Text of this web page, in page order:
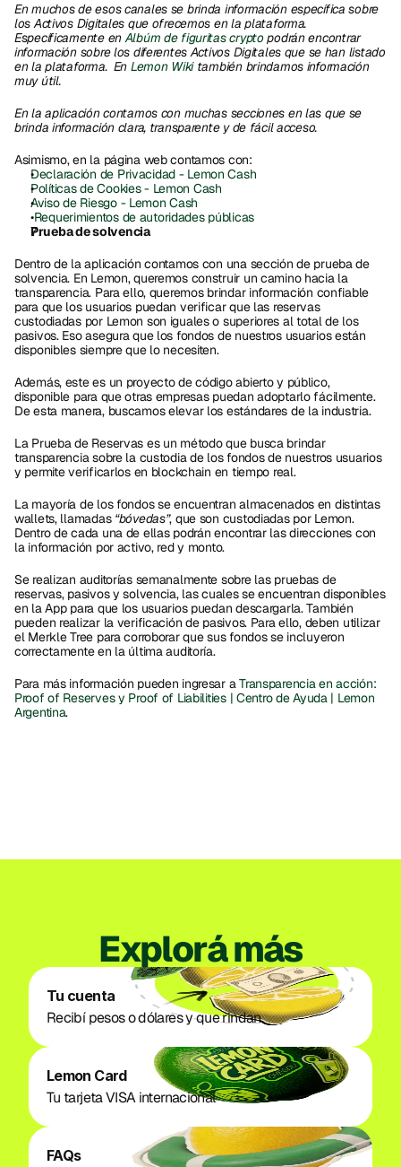
En muchos de esos canales se brinda información específica sobre
los Activos Digitales que ofrecemos en la plataforma.
Específicamente en Albúm de figuritas crypto podrán encontrar
información sobre los diferentes Activos Digitales que se han listado
en la plataforma.  En Lemon Wiki también brindamos información
muy útil.
En la aplicación contamos con muchas secciones en las que se
brinda información clara, transparente y de fácil acceso.
Asimismo, en la página web contamos con:
Declaración de Privacidad - Lemon Cash
Políticas de Cookies - Lemon Cash
Aviso de Riesgo - Lemon Cash
Requerimientos de autoridades públicas
Prueba de solvencia
Dentro de la aplicación contamos con una sección de prueba de
solvencia. En Lemon, queremos construir un camino hacia la
transparencia. Para ello, queremos brindar información confiable
para que los usuarios puedan verificar que las reservas
custodiadas por Lemon son iguales o superiores al total de los
pasivos. Eso asegura que los fondos de nuestros usuarios están
disponibles siempre que lo necesiten.
Además, este es un proyecto de código abierto y público,
disponible para que otras empresas puedan adoptarlo fácilmente.
De esta manera, buscamos elevar los estándares de la industria.
La Prueba de Reservas es un método que busca brindar
transparencia sobre la custodia de los fondos de nuestros usuarios
y permite verificarlos en blockchain en tiempo real.
La mayoría de los fondos se encuentran almacenados en distintas
wallets, llamadas “bóvedas”, que son custodiadas por Lemon.
Dentro de cada una de ellas podrán encontrar las direcciones con
la información por activo, red y monto.
Se realizan auditorías semanalmente sobre las pruebas de
reservas, pasivos y solvencia, las cuales se encuentran disponibles
en la App para que los usuarios puedan descargarla. También
pueden realizar la verificación de pasivos. Para ello, deben utilizar
el Merkle Tree para corroborar que sus fondos se incluyeron
correctamente en la última auditoría.
Para más información pueden ingresar a Transparencia en acción:
Proof of Reserves y Proof of Liabilities | Centro de Ayuda | Lemon
Argentina.
Explorá más
Tu cuenta
Recibí pesos o dólares y que rindan.
Lemon Card
Tu tarjeta VISA internacional
FAQs